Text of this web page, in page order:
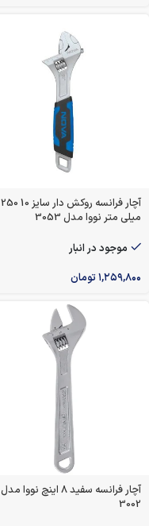
آچار فرانسه روکش دار سایز 10 250
میلی متر نووا مدل 3053
موجود در انبار
۱,۲۵۹,۸۰۰تومان
آچار فرانسه سفید 8 اینچ نووا مدل
3002